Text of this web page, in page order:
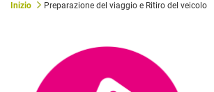
Inizio Preparazione del viaggio e Ritiro del veicolo